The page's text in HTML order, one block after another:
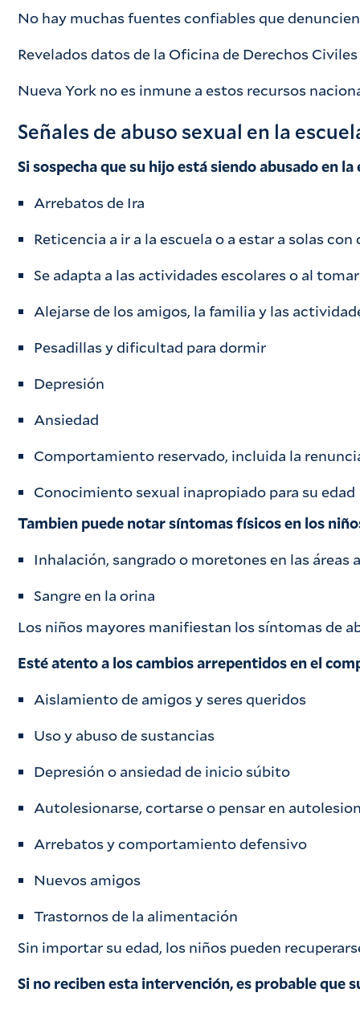
No hay muchas fuentes confiables que
Revelados datos de la Oficina de Derechos
Nueva York no es inmune a estos recursos
Señales de abuso sexual en la
Si sospecha que su hijo está siendo abusado en
Arrebatos de Ira
Reticencia a ir a la escuela o a estar a solas
Se adapta a las actividades escolares o al
Alejarse de los amigos, la familia y las
Pesadillas y dificultad para dormir
Depresión
Ansiedad
Comportamiento reservado, incluida la
Conocimiento sexual inapropiado para su edad
Tambien puede notar síntomas físicos en los
Inhalación, sangrado o moretones en las áreas
Sangre en la orina
Los niños mayores manifiestan los síntomas de
Esté atento a los cambios arrepentidos en el
Aislamiento de amigos y seres queridos
Uso y abuso de sustancias
Depresión o ansiedad de inicio súbito
Autolesionarse, cortarse o pensar en
Arrebatos y comportamiento defensivo
Nuevos amigos
Trastornos de la alimentación
Sin importar su edad, los niños pueden
Si no reciben esta intervención, es probable que